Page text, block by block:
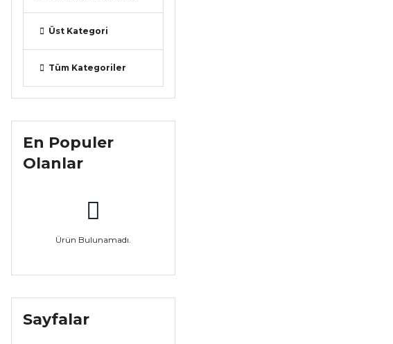
Üst Kategori
Tüm Kategoriler
En Populer
Olanlar
Ürün Bulunamadı.
Sayfalar